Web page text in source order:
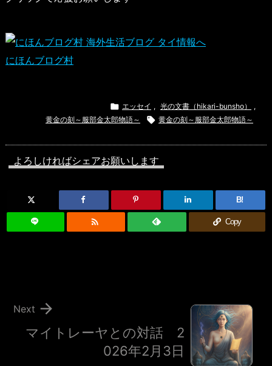
にほんブログ村
 エッセイ , 光の文書（hikari-bunsho）
,
黄金の刻～服部金太郎物語～
 黄金の刻～服部金太郎物語～
よろしければシェアお願いします
B!
 Copy
マイトレーヤとの対話 2
026年2月3日

Next